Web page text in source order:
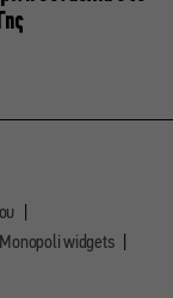
Monopoli widgets